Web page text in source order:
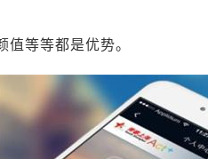
等等都是优势。